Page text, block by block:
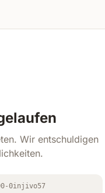
Wir entschuldigen
0injivo57